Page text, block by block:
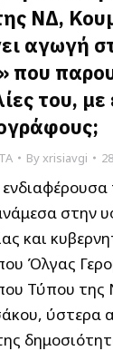
ΝΔ,
αγωγή
που
του,
Byxrisiavgi
στην
και
Όλγας
Τύπου της
ύστερα